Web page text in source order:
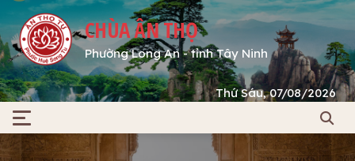
CHÙA ÂN THỌ
Phường Long An - tỉnh Tây Ninh
Thứ Sáu, 07/08/2026